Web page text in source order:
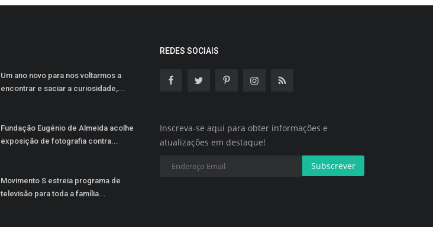
Um ano novo para nos voltarmos a
encontrar e saciar a curiosidade,...
Fundação Eugénio de Almeida acolhe
exposição de fotografia contra...
Movimento S estreia programa de
televisão para toda a família...
REDES SOCIAIS
Inscreva-se aqui para obter informações e
atualizações em destaque!
Subscrever